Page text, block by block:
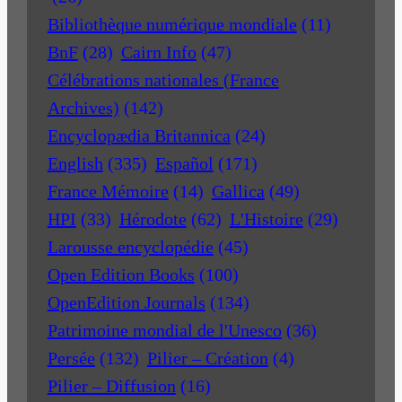
Bibliothèque numérique mondiale (11)
BnF (28) Cairn Info (47)
Célébrations nationales (France
Archives) (142)
Encyclopædia Britannica (24)
English (335) Español (171)
France Mémoire (14) Gallica (49)
HPI (33) Hérodote (62) L'Histoire (29)
Larousse encyclopédie (45)
Open Edition Books (100)
OpenEdition Journals (134)
Patrimoine mondial de l'Unesco (36)
Persée (132) Pilier – Création (4)
Pilier – Diffusion (16)